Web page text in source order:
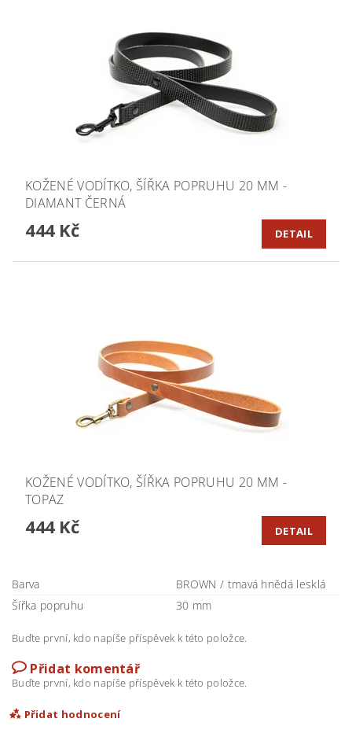
KOŽENÉ VODÍTKO, ŠÍŘKA POPRUHU 20 MM -
DIAMANT ČERNÁ
444 Kč DETAIL
KOŽENÉ VODÍTKO, ŠÍŘKA POPRUHU 20 MM -
TOPAZ
444 Kč DETAIL
Barva
BROWN / tmavá hnědá lesklá
Šířka popruhu
30 mm
Buďte první, kdo napíše příspěvek k této položce.
Přidat komentář
Buďte první, kdo napíše příspěvek k této položce.
Přidat hodnocení